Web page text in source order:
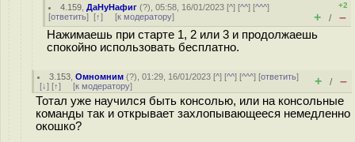
4.159 ,ДаНуНафиг (?), 05:58, 16/01/2023 [^] [^^] [^^^]
[ответить] [↑] [к модератору]
+2
+ / –
Нажимаешь при старте 1, 2 или 3 и продолжаешь
спокойно использовать бесплатно.
3.153 ,Омномним (?), 01:29, 16/01/2023 [^] [^^] [^^^] [ответить]
[↓] [↑] [к модератору] + / –
Тотал уже научился быть консолью, или на консольные
команды так и открывает захлопывающееся немедленно
окошко?